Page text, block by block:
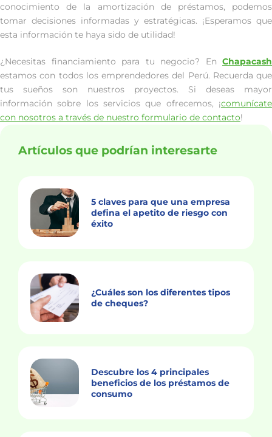
conocimiento de la amortización de préstamos, podemos
tomar decisiones informadas y estratégicas. ¡Esperamos que
esta información te haya sido de utilidad!
¿Necesitas financiamiento para tu negocio? En Chapacash
estamos con todos los emprendedores del Perú. Recuerda que
tus sueños son nuestros proyectos. Si deseas mayor
información sobre los servicios que ofrecemos, ¡comunícate
con nosotros a través de nuestro formulario de contacto!
Artículos que podrían interesarte
5 claves para que una empresa
defina el apetito de riesgo con
éxito
¿Cuáles son los diferentes tipos
de cheques?
Descubre los 4 principales
beneficios de los préstamos de
consumo